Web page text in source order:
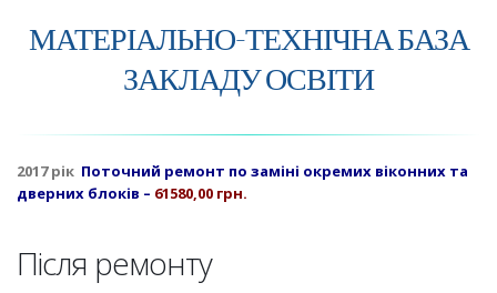
МАТЕРІАЛЬНО-ТЕХНІЧНА БАЗА
ЗАКЛАДУ ОСВІТИ
2017 рік Поточний ремонт по заміні окремих віконних та
дверних блоків – 61580,00 грн.
Після ремонту